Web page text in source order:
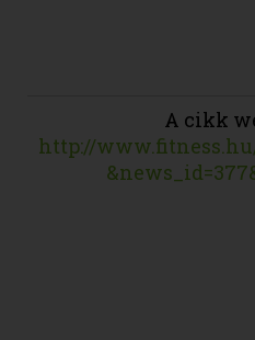
A cikk
http://